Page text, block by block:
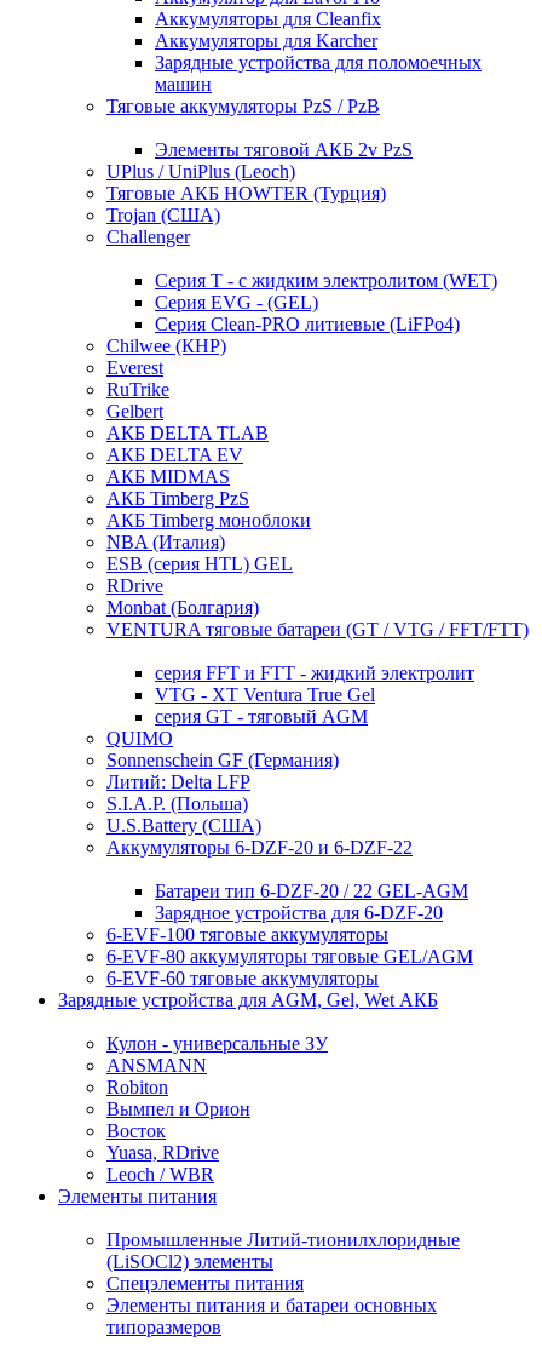
Аккумуляторы для Cleanfix
Аккумуляторы для Karcher
Зарядные устройства для поломоечных
машин
Тяговые аккумуляторы PzS / PzB
Элементы тяговой АКБ 2v PzS
UPlus / UniPlus (Leoch)
Тяговые АКБ HOWTER (Турция)
Trojan (США)
Challenger
Серия T - с жидким электролитом (WET)
Серия EVG - (GEL)
Серия Clean-PRO литиевые (LiFPo4)
Chilwee (КНР)
Everest
RuTrike
Gelbert
АКБ DELTA TLAB
АКБ DELTA EV
АКБ MIDMAS
АКБ Timberg PzS
АКБ Timberg моноблоки
NBA (Италия)
ESB (серия HTL) GEL
RDrive
Monbat (Болгария)
VENTURA тяговые батареи (GT / VTG / FFT/FTT)
серия FFT и FTT - жидкий электролит
VTG - XT Ventura True Gel
серия GT - тяговый AGM
QUIMO
Sonnenschein GF (Германия)
Литий: Delta LFP
S.I.A.P. (Польша)
U.S.Battery (США)
Аккумуляторы 6-DZF-20 и 6-DZF-22
Батареи тип 6-DZF-20 / 22 GEL-AGM
Зарядное устройства для 6-DZF-20
6-EVF-100 тяговые аккумуляторы
6-EVF-80 аккумуляторы тяговые GEL/AGM
6-EVF-60 тяговые аккумуляторы
Зарядные устройства для AGM, Gel, Wet АКБ
Кулон - универсальные ЗУ
ANSMANN
Robiton
Вымпел и Орион
Восток
Yuasa, RDrive
Leoch / WBR
Элементы питания
Промышленные Литий-тионилхлоридные
(LiSOCl2) элементы
Спецэлементы питания
Элементы питания и батареи основных
типоразмеров